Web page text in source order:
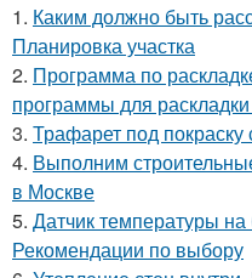
1. Каким должно быть
Планировка участка
2. Программа по
программы для
3. Трафарет под
4. Выполним
в Москве
5. Датчик температуры
Рекомендации по выбору